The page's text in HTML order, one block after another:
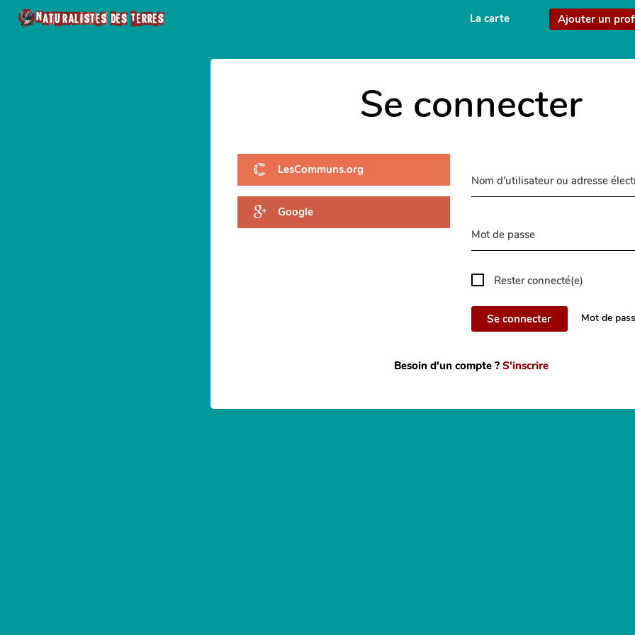
La carte Ajouter un
Se connecter
LesCommuns.org
Google
Nom d'utilisateur ou adresse
Mot de passe
Rester connecté(e)
Se connecter Mot de
Besoin d'un compte ? S'inscrire